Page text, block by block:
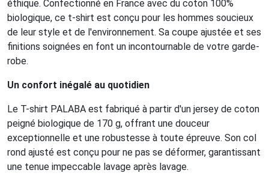
éthique. Confectionné en France avec du coton 100%
biologique, ce t-shirt est conçu pour les hommes soucieux
de leur style et de l'environnement. Sa coupe ajustée et ses
finitions soignées en font un incontournable de votre garde-
robe.
Un confort inégalé au quotidien
Le T-shirt PALABA est fabriqué à partir d'un jersey de coton
peigné biologique de 170 g, offrant une douceur
exceptionnelle et une robustesse à toute épreuve. Son col
rond ajusté est conçu pour ne pas se déformer, garantissant
une tenue impeccable lavage après lavage.